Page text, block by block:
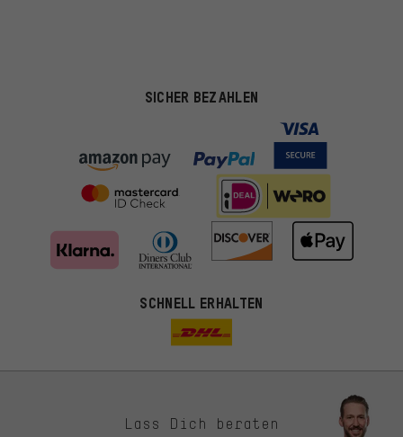
SICHER BEZAHLEN
SCHNELL ERHALTEN
Lass Dich beraten